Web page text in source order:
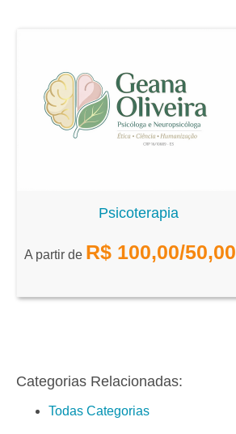
Psicoterapia
A partir de R$ 100,00/50,00
Categorias Relacionadas:
Todas Categorias